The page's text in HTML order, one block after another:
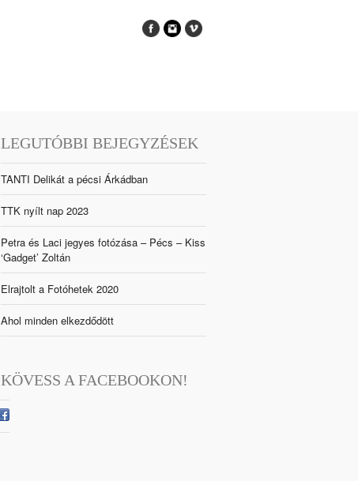
LEGUTÓBBI BEJEGYZÉSEK
TANTI Delikát a pécsi Árkádban
TTK nyílt nap 2023
Petra és Laci jegyes fotózása – Pécs – Kiss
‘Gadget’ Zoltán
Elrajtolt a Fotóhetek 2020
Ahol minden elkezdődött
KÖVESS A FACEBOOKON!